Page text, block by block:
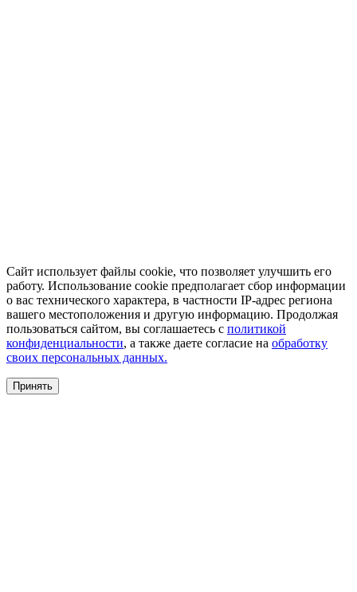
Сайт использует файлы cookie, что позволяет улучшить его
работу. Использование cookie предполагает сбор информации
о вас технического характера, в частности IP-адрес региона
вашего местоположения и другую информацию. Продолжая
пользоваться сайтом, вы соглашаетесь с политикой
конфиденциальности, а также даете согласие на обработку
своих персональных данных.
Принять